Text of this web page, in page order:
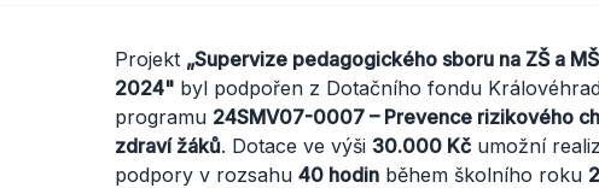
Projekt „Supervize pedagogického sboru na ZŠ a
2024" byl podpořen z Dotačního fondu
programu 24SMV07-0007 – Prevence rizikového
zdraví žáků. Dotace ve výši 30.000 Kč umožní
podpory v rozsahu 40 hodin během školního roku